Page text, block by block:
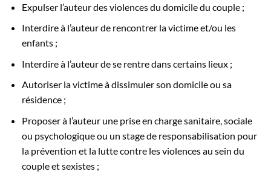
Expulser l’auteur des violences du domicile du couple ;
Interdire à l’auteur de rencontrer la victime et/ou les
enfants ;
Interdire à l’auteur de se rentre dans certains lieux ;
Autoriser la victime à dissimuler son domicile ou sa
résidence ;
Proposer à l’auteur une prise en charge sanitaire, sociale
ou psychologique ou un stage de responsabilisation pour
la prévention et la lutte contre les violences au sein du
couple et sexistes ;